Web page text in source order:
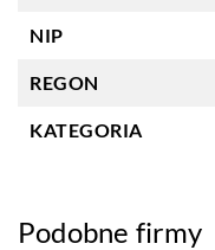
NIP
REGON
KATEGORIA
Podobne firmy